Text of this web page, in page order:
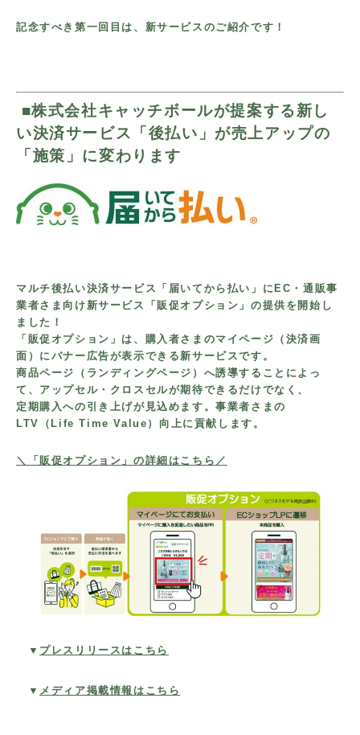
記念すべき第一回目は、新サービスのご紹介です！
■株式会社キャッチボールが提案する新し
い決済サービス
「後払い」が売上アップの
「施策」に変わります
マルチ後払い決済サービス「届いてから払い」にEC・通販事
業者さま 向け新サービス「販促オプション」の提供を開始し
ました！
「販促オプション」は、購入者さまのマイページ（決済画
面）に バナー広告が表示できる新サービスです。
商品ページ（ランディングページ）へ誘導することによっ
て、アップセル ・ クロスセルが期待できるだけでなく、
定期購入への引き上げが見込め ます。事業者さまの
LTV（Life Time Value）向上に貢献します。
＼「販促オプション」の詳細はこちら／
▼ プレスリリースはこちら
▼ メディア掲載情報はこちら